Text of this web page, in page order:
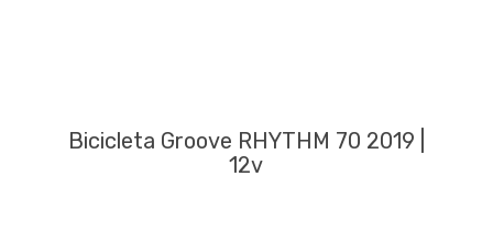
Bicicleta Groove RHYTHM 70 2019 |
12v